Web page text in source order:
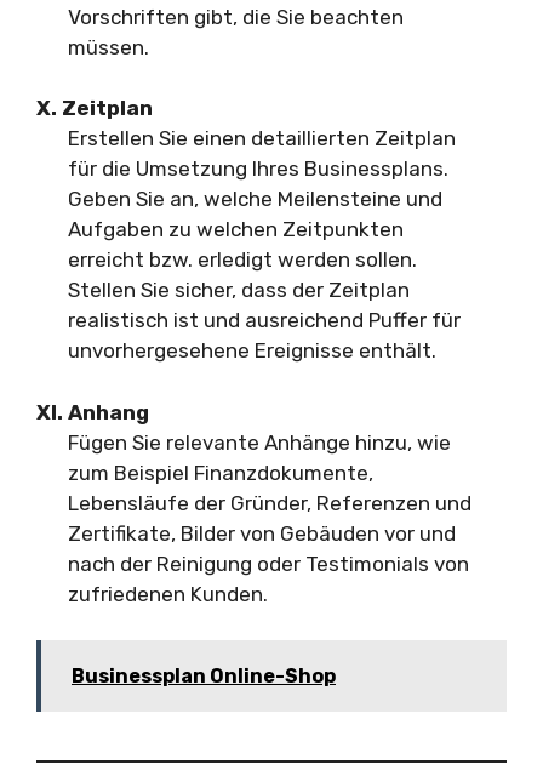
Vorschriften gibt, die Sie beachten
müssen.
X. Zeitplan
Erstellen Sie einen detaillierten Zeitplan
für die Umsetzung Ihres Businessplans.
Geben Sie an, welche Meilensteine und
Aufgaben zu welchen Zeitpunkten
erreicht bzw. erledigt werden sollen.
Stellen Sie sicher, dass der Zeitplan
realistisch ist und ausreichend Puffer für
unvorhergesehene Ereignisse enthält.
XI. Anhang
Fügen Sie relevante Anhänge hinzu, wie
zum Beispiel Finanzdokumente,
Lebensläufe der Gründer, Referenzen und
Zertifikate, Bilder von Gebäuden vor und
nach der Reinigung oder Testimonials von
zufriedenen Kunden.
Businessplan Online-Shop